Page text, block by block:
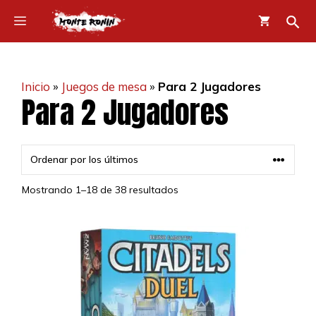
contenido
Menú
Inicio » Juegos de mesa» Para 2 Jugadores
Para 2 Jugadores
Mostrando 1–18 de 38 resultados